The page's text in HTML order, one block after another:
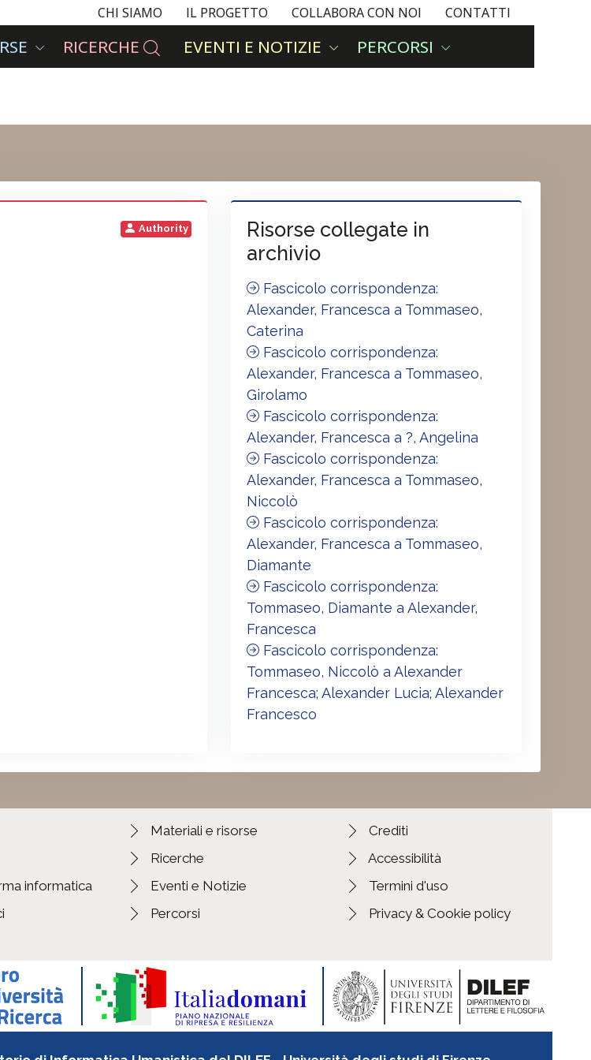
CHI SIAMO IL PROGETTO COLLABORA CON NOI CONTATTI
RICERCHE EVENTI E NOTIZIE PERCORSI
Authority
Risorse collegate in
archivio
Fascicolo corrispondenza:
Alexander, Francesca a Tommaseo,
Caterina
Fascicolo corrispondenza:
Alexander, Francesca a Tommaseo,
Girolamo
Fascicolo corrispondenza:
Alexander, Francesca a ?, Angelina
Fascicolo corrispondenza:
Alexander, Francesca a Tommaseo,
Niccolò
Fascicolo corrispondenza:
Alexander, Francesca a Tommaseo,
Diamante
Fascicolo corrispondenza:
Tommaseo, Diamante a Alexander,
Francesca
Fascicolo corrispondenza:
Tommaseo, Niccolò a Alexander
Francesca; Alexander Lucia; Alexander
Francesco
informatica
Materiali e risorse
Ricerche
Eventi e Notizie
Percorsi
Crediti
Accessibilità
Termini d'uso
Privacy & Cookie policy